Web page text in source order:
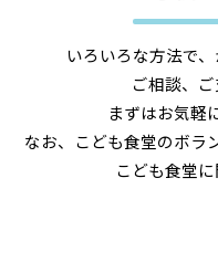
いろいろな方法で
ご相談、
まずはお気軽
なお、こども食堂のボラ
こども食堂に